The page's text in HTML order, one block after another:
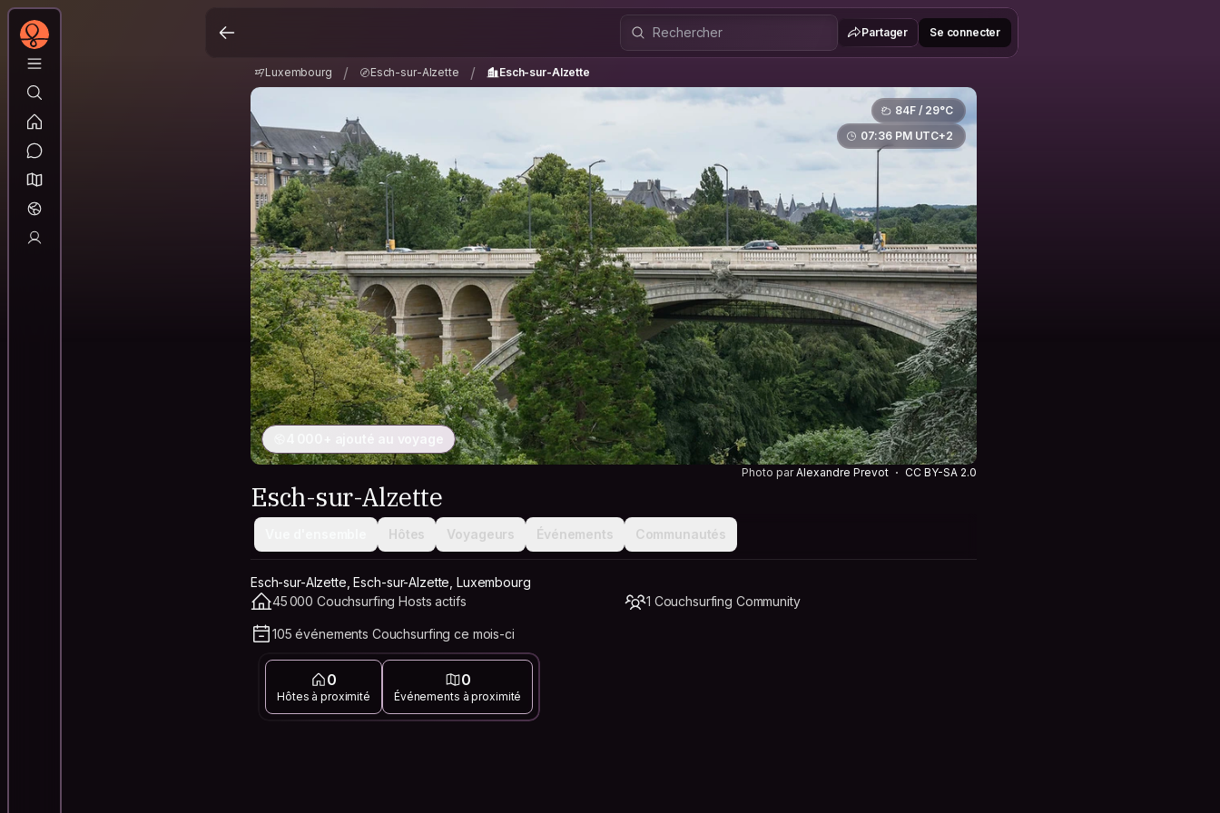
Partager Se connecter
Luxembourg / Esch-sur-Alzette / Esch-sur-Alzette
84F / 29°C
07:36 PM UTC+2
4 000+ ajouté au voyage
Photo parAlexandre Prevot CC BY-SA 2.0
Esch-sur-Alzette
Hôtes Voyageurs Événements Communautés
Esch-sur-Alzette, Esch-sur-Alzette, Luxembourg
45 000 Couchsurfing Hosts actifs
1 Couchsurfing Community
105 événements Couchsurfing ce mois-ci
0
Hôtes à proximité
0
Événements à proximité